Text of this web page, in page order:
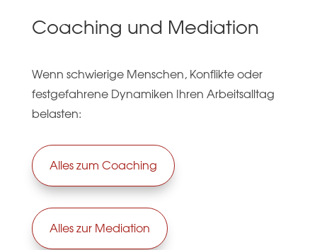
Coaching und Mediation
Wenn schwierige Menschen, Konflikte oder
festgefahrene Dynamiken Ihren Arbeitsalltag
belasten:
Alles zum Coaching
Alles zur Mediation